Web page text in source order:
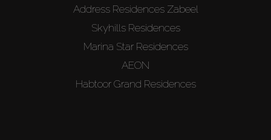
Address Residences Zabeel
Skyhills Residences
Marina Star Residences
AEON
Habtoor Grand Residences